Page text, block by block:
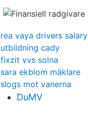
rea vaya drivers salary
utbildning cady
fixzit vvs solna
sara ekblom mäklare
slogs mot vanerna
DuMV